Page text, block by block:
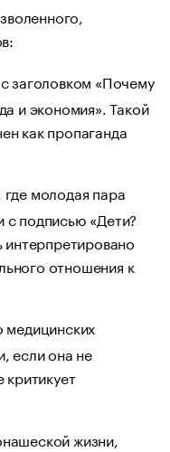
заголовком «Почему
и экономия». Такой
как пропаганда
молодая пара
с подписью «Дети?
отношения к
медицинских
если она не
критикует
жизни,